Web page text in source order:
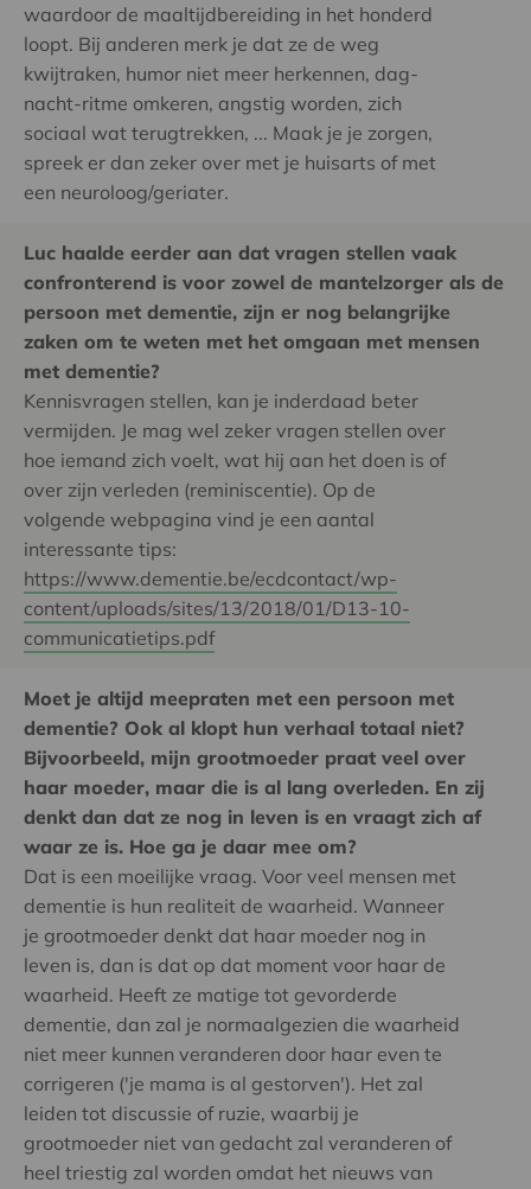
waardoor de maaltijdbereiding in het honderd
loopt. Bij anderen merk je dat ze de weg
kwijtraken, humor niet meer herkennen, dag-
nacht-ritme omkeren, angstig worden, zich
sociaal wat terugtrekken, ... Maak je je zorgen,
spreek er dan zeker over met je huisarts of met
een neuroloog/geriater.
Luc haalde eerder aan dat vragen stellen vaak
confronterend is voor zowel de mantelzorger als de
persoon met dementie, zijn er nog belangrijke
zaken om te weten met het omgaan met mensen
met dementie?
Kennisvragen stellen, kan je inderdaad beter
vermijden. Je mag wel zeker vragen stellen over
hoe iemand zich voelt, wat hij aan het doen is of
over zijn verleden (reminiscentie). Op de
volgende webpagina vind je een aantal
interessante tips:
https://www.dementie.be/ecdcontact/wp-
content/uploads/sites/13/2018/01/D13-10-
communicatietips.pdf
Moet je altijd meepraten met een persoon met
dementie? Ook al klopt hun verhaal totaal niet?
Bijvoorbeeld, mijn grootmoeder praat veel over
haar moeder, maar die is al lang overleden. En zij
denkt dan dat ze nog in leven is en vraagt zich af
waar ze is. Hoe ga je daar mee om?
Dat is een moeilijke vraag. Voor veel mensen met
dementie is hun realiteit de waarheid. Wanneer
je grootmoeder denkt dat haar moeder nog in
leven is, dan is dat op dat moment voor haar de
waarheid. Heeft ze matige tot gevorderde
dementie, dan zal je normaalgezien die waarheid
niet meer kunnen veranderen door haar even te
corrigeren ('je mama is al gestorven'). Het zal
leiden tot discussie of ruzie, waarbij je
grootmoeder niet van gedacht zal veranderen of
heel triestig zal worden omdat het nieuws van